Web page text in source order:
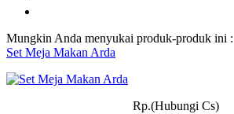
Mungkin Anda menyukai produk-produk ini :
Set Meja Makan Arda
Rp.(Hubungi Cs)